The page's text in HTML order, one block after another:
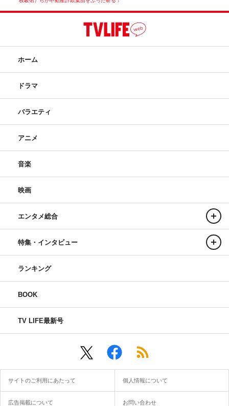
ホーム
ドラマ
バラエティ
アニメ
音楽
映画
エンタメ総合
特集・インタビュー
ランキング
BOOK
TV LIFE最新号
サイトのご利用にあたって 個人情報について
広告掲載について お問い合わせ